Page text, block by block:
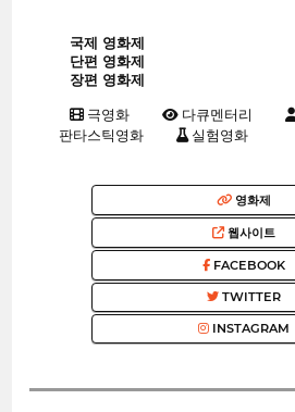
국제 영화제
단편 영화제
장편 영화제
극영화 다큐멘터리
판타스틱영화
실험영화
영화제
웹사이트
FACEBOOK
TWITTER
INSTAGRAM